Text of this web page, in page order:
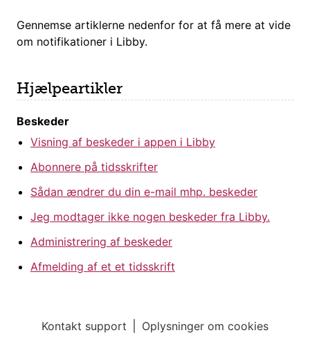
Gennemse artiklerne nedenfor for at få mere at vide
om notifikationer i Libby.
Hjælpeartikler
Beskeder
Visning af beskeder i appen i Libby
Abonnere på tidsskrifter
Sådan ændrer du din e-mail mhp. beskeder
Jeg modtager ikke nogen beskeder fra Libby.
Administrering af beskeder
Afmelding af et et tidsskrift
Kontakt support Oplysninger om cookies